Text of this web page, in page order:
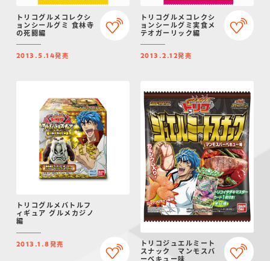
トリコグルメコレクシ
ョンシールグミ 食林寺
の死闘編
2013.5.14発売
トリコグルメコレクシ
ョンシールグミ実食メ
テオガーリック編
2013.2.12発売
トリコグルメバトルフ
ィギュア グルメカジノ
編
2013.1.8発売
トリコジュエルミート
スナック マンモスバ
ーベキュー味